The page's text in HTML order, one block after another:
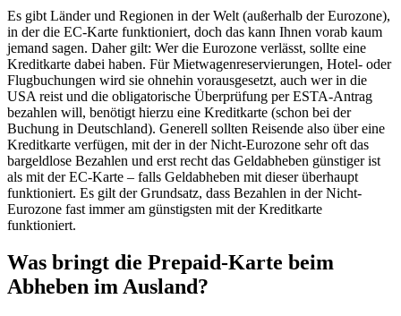
Es gibt Länder und Regionen in der Welt (außerhalb der Eurozone),
in der die EC-Karte funktioniert, doch das kann Ihnen vorab kaum
jemand sagen. Daher gilt: Wer die Eurozone verlässt, sollte eine
Kreditkarte dabei haben. Für Mietwagenreservierungen, Hotel- oder
Flugbuchungen wird sie ohnehin vorausgesetzt, auch wer in die
USA reist und die obligatorische Überprüfung per ESTA-Antrag
bezahlen will, benötigt hierzu eine Kreditkarte (schon bei der
Buchung in Deutschland). Generell sollten Reisende also über eine
Kreditkarte verfügen, mit der in der Nicht-Eurozone sehr oft das
bargeldlose Bezahlen und erst recht das Geldabheben günstiger ist
als mit der EC-Karte – falls Geldabheben mit dieser überhaupt
funktioniert. Es gilt der Grundsatz, dass Bezahlen in der Nicht-
Eurozone fast immer am günstigsten mit der Kreditkarte
funktioniert.
Was bringt die Prepaid-Karte beim
Abheben im Ausland?